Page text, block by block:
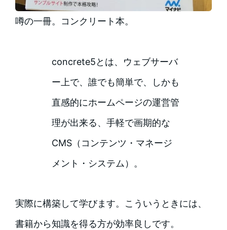
噂の一冊。コンクリート本。
concrete5とは、ウェブサーバ
ー上で、誰でも簡単で、しかも
直感的にホームページの運営管
理が出来る、手軽で画期的な
CMS（コンテンツ・マネージ
メント・システム）。
実際に構築して学びます。こういうときには、
書籍から知識を得る方が効率良しです。